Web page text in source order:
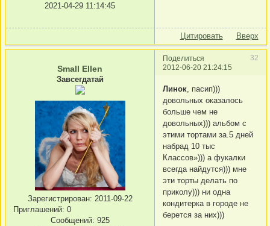
2021-04-29 11:14:45
Цитировать Вверх
Поделиться
32
2012-06-20 21:24:15
Small Ellen
Завсегдатай
Зарегистрирован: 2011-09-22
Приглашений: 0
Сообщений: 925
Линок , пасип)))
довольных оказалось
больше чем не
довольных))) альбом с
этими тортами за.5 дней
набрад 10 тыс
Классов»))) а фукалки
всегда найдутся))) мне
эти торты делать по
приколу))) ни одна
кондитерка в городе не
берется за них)))